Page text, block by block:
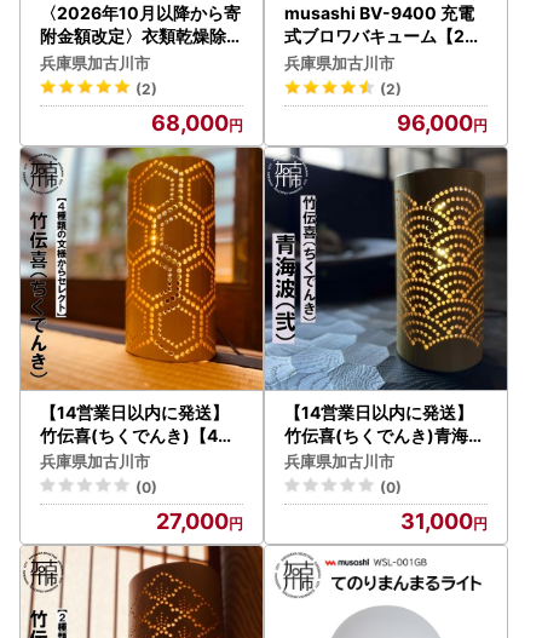
〈2026年10月以降から寄
附金額改定〉衣類乾燥除湿
機 air dryer DDS03【240
7N09604】
兵庫県加古川市
(2)
68,000
musashi BV-9400 充電
式ブロワバキューム【240
9O10824】
兵庫県加古川市
(2)
96,000
【14営業日以内に発送】
竹伝喜(ちくでんき)【4種
類の文様からセレクト】【
2602M17103】
兵庫県加古川市
(0)
27,000
【14営業日以内に発送】
竹伝喜(ちくでんき)青海波
(弐)【2603M17101】
兵庫県加古川市
(0)
31,000